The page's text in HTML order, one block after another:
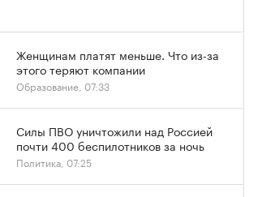
Женщинам платят меньше. Что из-за
этого теряют компании
Образование, 07:33
Силы ПВО уничтожили над Россией
почти 400 беспилотников за ночь
Политика, 07:25